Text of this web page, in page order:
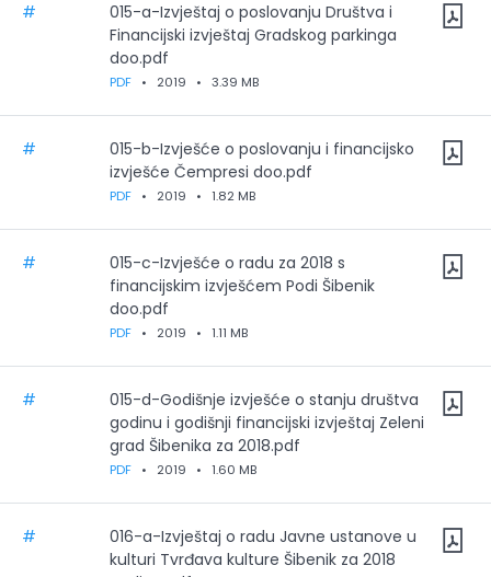
#
015-a-Izvještaj o poslovanju Društva i
Financijski izvještaj Gradskog parkinga
doo.pdf
PDF • 2019 • 3.39 MB
#
015-b-Izvješće o poslovanju i financijsko
izvješće Čempresi doo.pdf
PDF • 2019 • 1.82 MB
#
015-c-Izvješće o radu za 2018 s
financijskim izvješćem Podi Šibenik
doo.pdf
PDF • 2019 • 1.11 MB
#
015-d-Godišnje izvješće o stanju društva
godinu i godišnji financijski izvještaj Zeleni
grad Šibenika za 2018.pdf
PDF • 2019 • 1.60 MB
#
016-a-Izvještaj o radu Javne ustanove u
kulturi Tvrđava kulture Šibenik za 2018